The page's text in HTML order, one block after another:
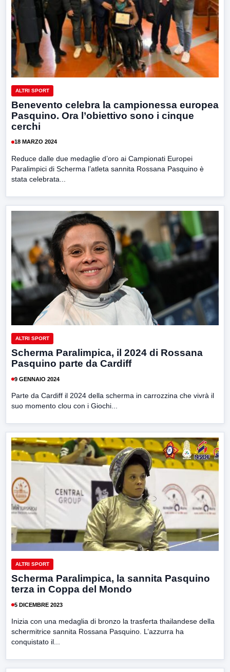
ALTRI SPORT
Benevento celebra la campionessa europea
Pasquino. Ora l’obiettivo sono i cinque
cerchi
18 MARZO 2024
Reduce dalle due medaglie d’oro ai Campionati Europei
Paralimpici di Scherma l’atleta sannita Rossana Pasquino è
stata celebrata...
ALTRI SPORT
Scherma Paralimpica, il 2024 di Rossana
Pasquino parte da Cardiff
9 GENNAIO 2024
Parte da Cardiff il 2024 della scherma in carrozzina che vivrà il
suo momento clou con i Giochi...
ALTRI SPORT
Scherma Paralimpica, la sannita Pasquino
terza in Coppa del Mondo
5 DICEMBRE 2023
Inizia con una medaglia di bronzo la trasferta thailandese della
schermitrice sannita Rossana Pasquino. L’azzurra ha
conquistato il...